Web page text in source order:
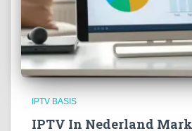
IPTV BASIS
IPTV In Nederland